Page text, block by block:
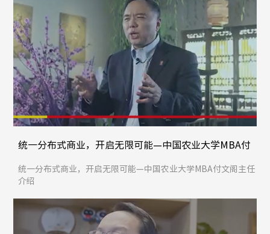
统一分布式商业，开启无限可能—中国农业大学MBA付
统一分布式商业，开启无限可能—中国农业大学MBA付文阁主任
介绍